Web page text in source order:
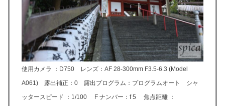
使用カメラ ：D750 レンズ： AF 28-300mm F3.5-6.3 (Model
A061) 露出補正：0 露出プログラム：プログラムオート シャ
ッタースピード ：1/100 F ナンバー：f 5 焦点距離 ：